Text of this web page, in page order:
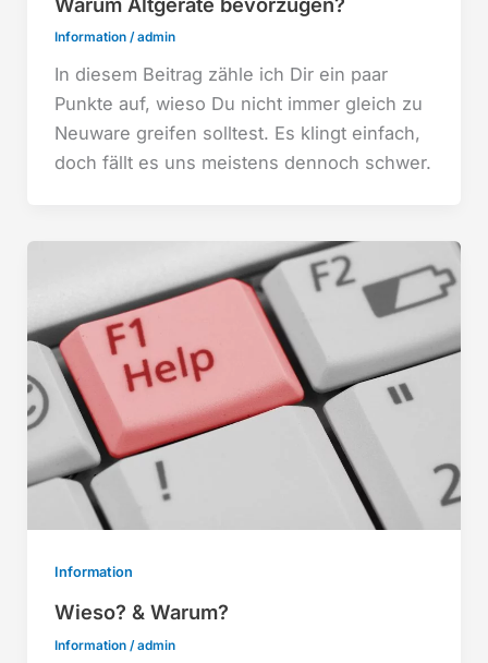
Information/admin
In diesem Beitrag zähle ich Dir ein paar
Punkte auf, wieso Du nicht immer gleich zu
Neuware greifen solltest. Es klingt einfach,
doch fällt es uns meistens dennoch schwer.
Information
Wieso? & Warum?
Information/admin